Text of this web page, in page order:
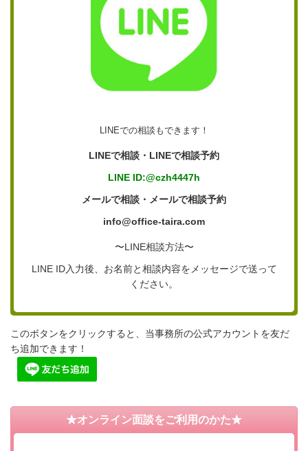
LINEでの相談もできます！
LINEで相談・LINEで相談予約
LINE ID:@czh4447h
メールで相談・メールで相談予約
info@office-taira.com
〜LINE相談方法〜
LINE ID入力後、お名前と相談内容をメッセージで送って
ください。
このボタンをクリックすると、当事務所の公式アカウントを友だ
ち追加できます！
★オンライン面談をご利用のかた★